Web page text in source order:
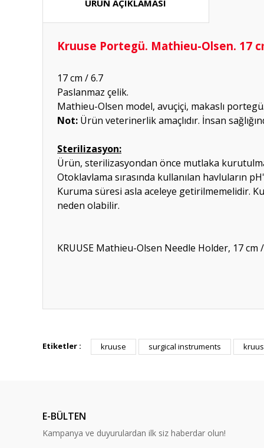
ÜRÜN AÇIKLAMASI
Kruuse Portegü. Mathieu-Olsen. 17
17 cm / 6.7
Paslanmaz çelik.
Mathieu-Olsen model, avuçiçi, makaslı portegü.
Not: Ürün veterinerlik amaçlıdır. İnsan
Sterilizasyon:
Ürün, sterilizasyondan önce mutlaka
Otoklavlama sırasında kullanılan havluların
Kuruma süresi asla aceleye getirilmemelidir.
neden olabilir.
KRUUSE Mathieu-Olsen Needle Holder, 17 cm
P... K... | 26/07/2026
Etiketler : kruuse surgical instruments
E-BÜLTEN
Kampanya ve duyurulardan ilk siz haberdar olun!